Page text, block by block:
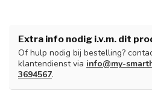
Extra info nodig i.v.m. dit
Of hulp nodig bij bestelling?
klantendienst via info@my-
3694567.